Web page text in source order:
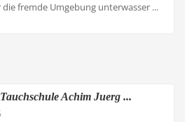
fremde Umgebung unterwasser ...
Achim Juerg ...